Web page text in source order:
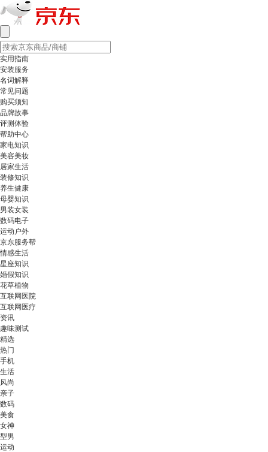
实用指南
安装服务
名词解释
常见问题
购买须知
品牌故事
评测体验
帮助中心
家电知识
美容美妆
居家生活
装修知识
养生健康
母婴知识
男装女装
数码电子
运动户外
京东服务帮
情感生活
星座知识
婚假知识
花草植物
互联网医院
互联网医疗
资讯
趣味测试
精选
热门
手机
生活
风尚
亲子
数码
美食
女神
型男
运动